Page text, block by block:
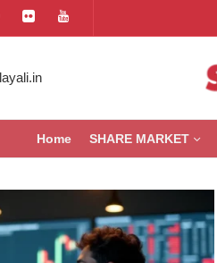
Home SHARE MARKET